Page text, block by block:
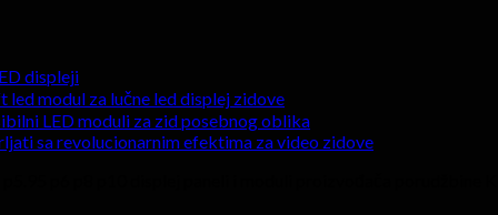
displeji
led modul za lučne led displej zidove
LED moduli za zid posebnog oblika
sa revolucionarnim efektima za video zidove
p6 p8 p10 displej paneli i moduli proizvođača porudžbine